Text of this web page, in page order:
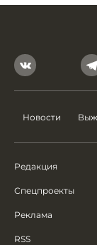
Новости
Редакция
Спецпроекты
Реклама
RSS